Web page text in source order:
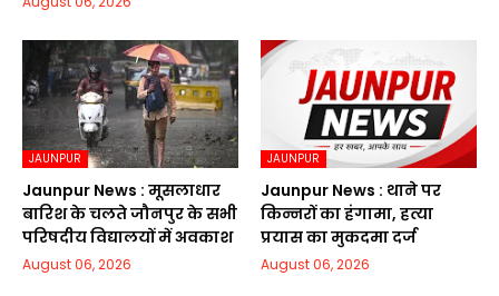
JAUNPUR
Jaunpur News : मूसलाधार
बारिश के चलते जौनपुर के सभी
परिषदीय विद्यालयों में अवकाश
August 06, 2026
JAUNPUR
Jaunpur News : थाने पर
किन्नरों का हंगामा, हत्या
प्रयास का मुकदमा दर्ज
August 06, 2026